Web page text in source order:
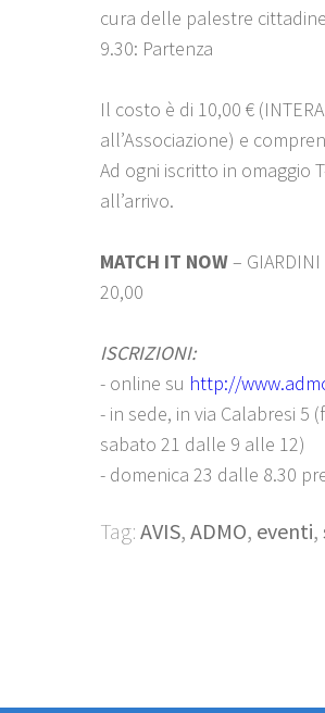
cura delle palestre
9.30: Partenza
Il costo è di 10,00 €
all’Associazione) e
Ad ogni iscritto in omaggio
all’arrivo.
MATCH IT NOW–
20,00
ISCRIZIONI:
- online su http://
- in sede, in via Calabresi 5
sabato 21 dalle 9 alle 12)
- domenica 23 dalle 8.30
Tag: AVIS, ADMO, eventi,